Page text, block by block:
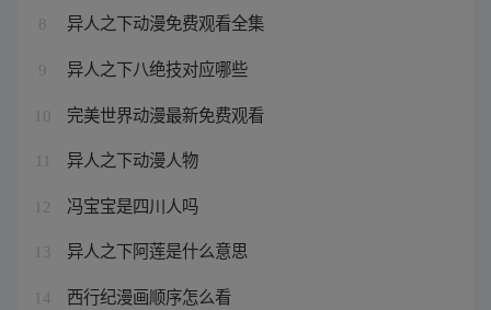
8 异人之下动漫免费观看全集
9 异人之下八绝技对应哪些
10 完美世界动漫最新免费观看
异人之下动漫人物
12 冯宝宝是四川人吗
13 异人之下阿莲是什么意思
14 西行纪漫画顺序怎么看